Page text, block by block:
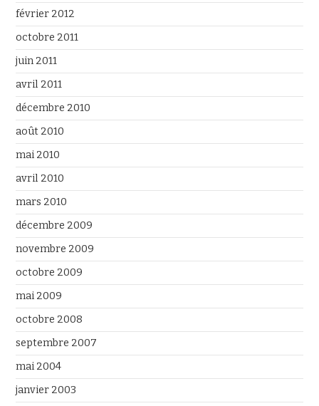
février 2012
octobre 2011
juin 2011
avril 2011
décembre 2010
août 2010
mai 2010
avril 2010
mars 2010
décembre 2009
novembre 2009
octobre 2009
mai 2009
octobre 2008
septembre 2007
mai 2004
janvier 2003